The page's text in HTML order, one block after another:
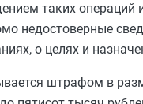
таких операций
недостоверные
о целях и
штрафом в